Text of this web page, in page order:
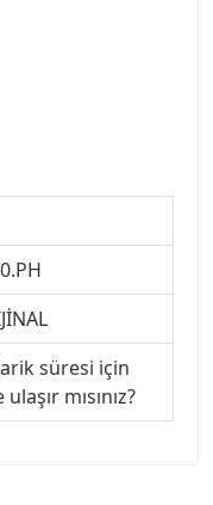
süresi için
ulaşır mısınız?